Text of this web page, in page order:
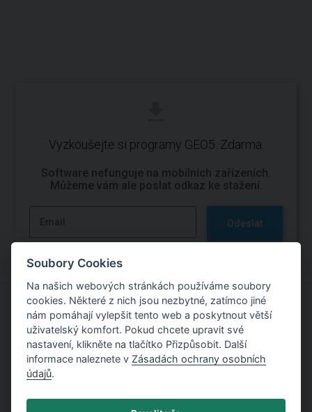
Vyzkoušejte si programy GEO5. Zdarma.
Software nefunguje na mobilních zařízeních.
Můžeme vám ale poslat odkaz ke stažení.
Odeslat
Vyzkoušejte si práci s programy GEO5
Vyzkoušet zdarma
Soubory Cookies
Na našich webových stránkách používáme soubory
cookies. Některé z nich jsou nezbytné, zatímco jiné
nám pomáhají vylepšit tento web a poskytnout větší
uživatelský komfort. Pokud chcete upravit své
nastavení, klikněte na tlačítko Přizpůsobit. Další
informace naleznete v Zásadách ochrany osobních
údajů.